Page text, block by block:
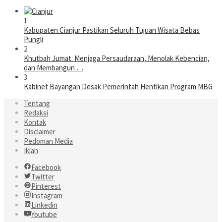
1
Kabupaten Cianjur Pastikan Seluruh Tujuan Wisata Bebas
Pungli
2
Khutbah Jumat: Menjaga Persaudaraan, Menolak Kebencian,
dan Membangun …
3
Kabinet Bayangan Desak Pemerintah Hentikan Program MBG
Tentang
Redaksi
Kontak
Disclaimer
Pedoman Media
Iklan
Facebook
Twitter
Pinterest
Instagram
Linkedin
Youtube